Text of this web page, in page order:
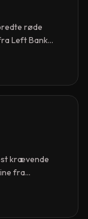
røde
Left Bank
ceder
krævende
fra
silkeblød